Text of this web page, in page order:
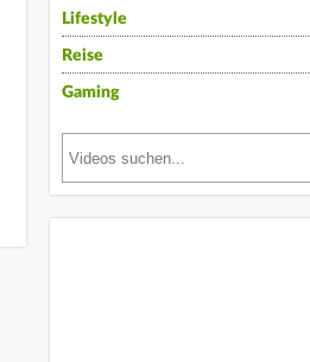
Lifestyle
Reise
Gaming